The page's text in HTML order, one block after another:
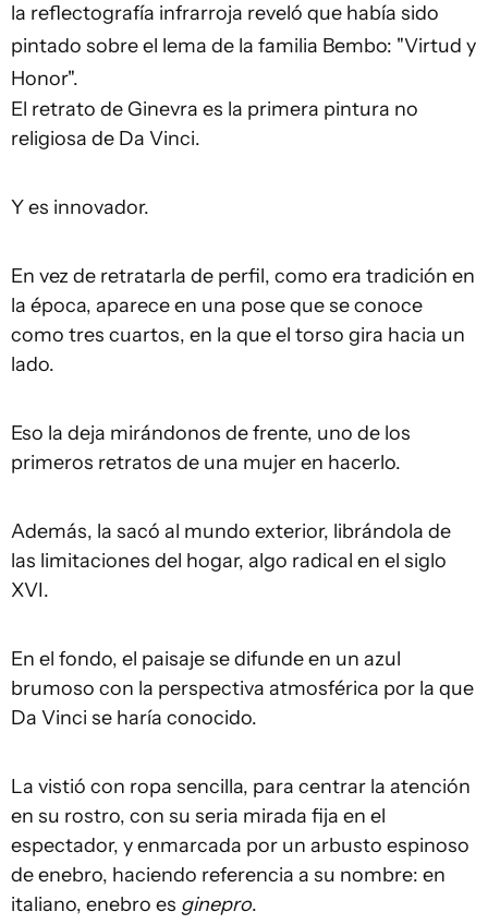
la reflectografía infrarroja reveló que había sido
pintado sobre el lema de la familia Bembo: "Virtud y
Honor".
El retrato de Ginevra es la primera pintura no
religiosa de Da Vinci.
Y es innovador.
En vez de retratarla de perfil, como era tradición en
la época, aparece en una pose que se conoce
como tres cuartos, en la que el torso gira hacia un
lado.
Eso la deja mirándonos de frente, uno de los
primeros retratos de una mujer en hacerlo.
Además, la sacó al mundo exterior, librándola de
las limitaciones del hogar, algo radical en el siglo
XVI.
En el fondo, el paisaje se difunde en un azul
brumoso con la perspectiva atmosférica por la que
Da Vinci se haría conocido.
La vistió con ropa sencilla, para centrar la atención
en su rostro, con su seria mirada fija en el
espectador, y enmarcada por un arbusto espinoso
de enebro, haciendo referencia a su nombre: en
italiano, enebro es ginepro.